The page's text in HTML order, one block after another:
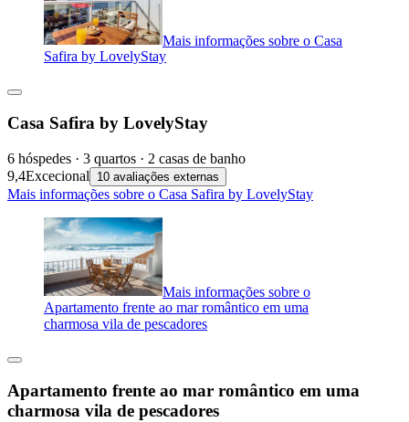
Mais informações sobre o Casa
Safira by LovelyStay
Casa Safira by LovelyStay
6 hóspedes · 3 quartos · 2 casas de banho
9,4Excecional 10 avaliações externas
Mais informações sobre o Casa Safira by LovelyStay
Mais informações sobre o
Apartamento frente ao mar romântico em uma
charmosa vila de pescadores
Apartamento frente ao mar romântico em uma
charmosa vila de pescadores